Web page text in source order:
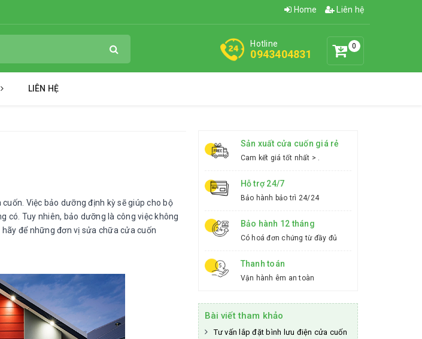
Home Liên hệ
0
Hotline
0943404831
LIÊN HỆ
Việc bảo dưỡng định kỳ sẽ giúp cho bộ
có. Tuy nhiên, bảo dưỡng là công việc không
để những đơn vị sửa chữa cửa cuốn
Sản xuất cửa cuốn giá rẻ
Cam kết giá tốt nhất > .
Hỗ trợ 24/7
Bảo hành bảo trì 24/24
Bảo hành 12 tháng
Có hoá đơn chứng từ đầy đủ
Thanh toán
Vận hành êm an toàn
Bài viết tham khảo
Tư vấn lắp đặt bình lưu điện cửa cuốn